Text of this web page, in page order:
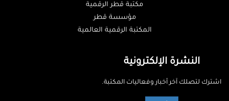
مكتبة قطر الرقمية
مؤسسة قطر
المكتبة الرقمية العالمية
النشرة الإلكترونية
اشترك لتصلك آخر أخبار وفعاليات المكتبة.